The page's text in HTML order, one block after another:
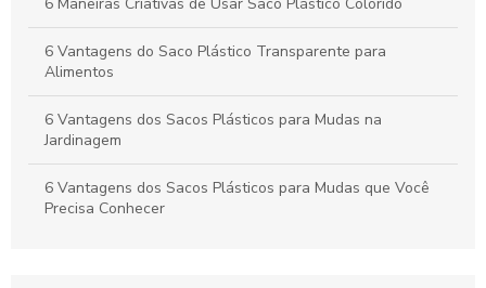
6 Vantagens do Saco Plástico Transparente para
Alimentos
6 Vantagens dos Sacos Plásticos para Mudas na
Jardinagem
6 Vantagens dos Sacos Plásticos para Mudas que Você
Precisa Conhecer